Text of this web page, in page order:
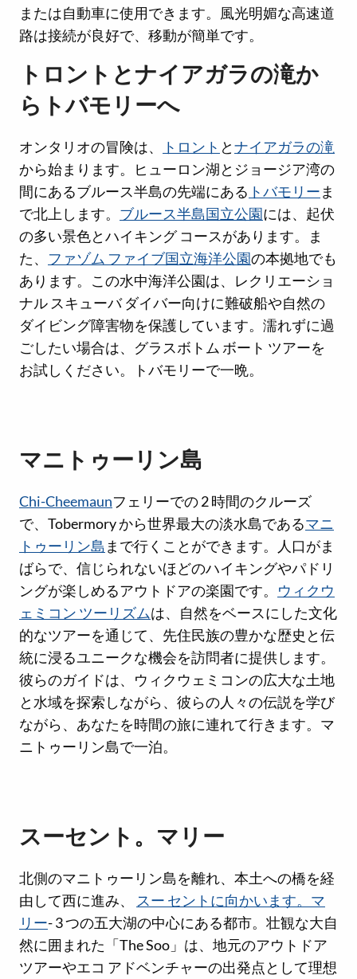
または自動車に使用できます。風光明媚な高速道
路は接続が良好で、移動が簡単です。
トロントとナイアガラの滝か
らトバモリーへ
オンタリオの冒険は、 トロント とナイアガラの滝
から始まります。ヒューロン湖とジョージア湾の
間にあるブルース半島の先端にある トバモリー ま
で北上します。 ブルース半島国立公園には、起伏
の多い景色とハイキング コースがあります。ま
た、 ファゾム ファイブ国立海洋公園の本拠地でも
あります。この水中海洋公園は、レクリエーショ
ナル スキューバ ダイバー向けに難破船や自然の
ダイビング障害物を保護しています。濡れずに過
ごしたい場合は、グラスボトム ボート ツアーを
お試しください。トバモリーで一晩。
マニトゥーリン島
Chi-Cheemaunフェリーでの 2 時間のクルーズ
で、Tobermory から世界最大の淡水島であるマニ
トゥーリン島 まで行くことができます。人口がま
ばらで、信じられないほどのハイキングやパドリ
ングが楽しめるアウトドアの楽園です。 ウィクウ
ェミコン ツーリズムは、自然をベースにした文化
的なツアーを通じて、先住民族の豊かな歴史と伝
統に浸るユニークな機会を訪問者に提供します。
彼らのガイドは、ウィクウェミコンの広大な土地
と水域を探索しながら、彼らの人々の伝説を学び
ながら、あなたを時間の旅に連れて行きます。マ
ニトゥーリン島で一泊。
スーセント。マリー
北側のマニトゥーリン島を離れ、本土への橋を経
由して西に進み、
スー セントに向かいます。マ
リー- 3 つの五大湖の中心にある都市。壮観な大自
然に囲まれた「The Soo」は、地元のアウトドア
ツアーやエコ アドベンチャーの出発点として理想